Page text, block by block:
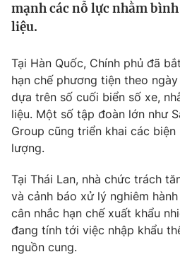
Thế giới
Thế giới đó đây
Câu chuyện quốc tế
Kinh tế
Tài chính
Thị trường
Góc doanh nghiệp
Dữ liệu và đời sống
Truyền hình
Phim VTV
Hậu trường
Nhân vật
Giải trí
Điện ảnh
Âm nhạc
Đời sống
Du lịch
mạnh các nỗ lực nhằm
liệu.
Tại Hàn Quốc, Chính phủ đã
hạn chế phương tiện theo
dựa trên số cuối biển số xe,
liệu. Một số tập đoàn lớn như
Group cũng triển khai các
lượng.
Tại Thái Lan, nhà chức trách
và cảnh báo xử lý nghiêm
cân nhắc hạn chế xuất khẩu
đang tính tới việc nhập khẩu
nguồn cung.